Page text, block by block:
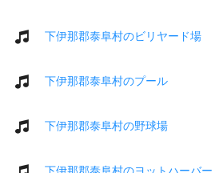
下伊那郡泰阜村のビリヤード場
下伊那郡泰阜村のプール
下伊那郡泰阜村の野球場
下伊那郡泰阜村のヨットハーバー